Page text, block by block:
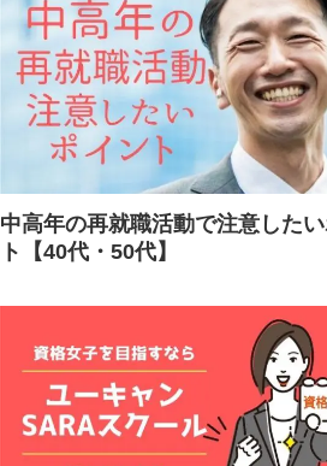
中高年の再就職活動で注意した
ト【40代・50代】